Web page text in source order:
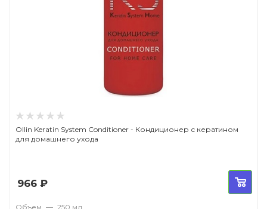
Ollin Keratin System Conditioner - Кондиционер с кератином
для домашнего ухода
966 ₽
Объем — 250 мл